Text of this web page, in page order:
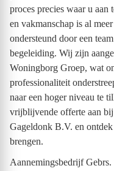
proces precies waar u
en vakmanschap is al
ondersteund door een
begeleiding. Wij zijn
Woningborg Groep, wat
professionaliteit
naar een hoger niveau te
vrijblijvende offerte aan
Gageldonk B.V. en
brengen.
Aannemingsbedrijf